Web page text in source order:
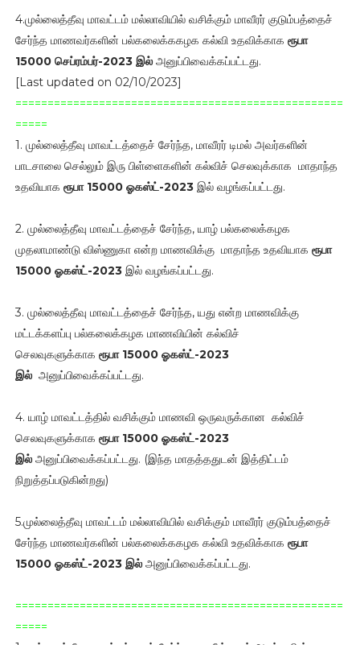
4.முல்லைத்தீவு மாவட்டம் மல்லாவியில் வசிக்கும் மாவீரர் குடும்பத்தைச்
சேர்ந்த மாணவர்களின் பல்கலைக்ககழக கல்வி உதவிக்காக ரூபா
15000 செப்ரம்பர்-2023 இல் அனுப்பிவைக்கப்பட்டது.
[Last updated on 02/10/2023]
===================================================
=====
1. முல்லைத்தீவு மாவட்டத்தைச் சேர்ந்த, மாவீரர் டிமல் அவர்களின்
பாடசாலை செல்லும் இரு பிள்ளைகளின் கல்விச் செலவுக்காக மாதாந்த
உதவியாக ரூபா 15000 ஓகஸ்ட்-2023இல் வழங்கப்பட்டது.
2. முல்லைத்தீவு மாவட்டத்தைச் சேர்ந்த, யாழ் பல்கலைக்கழக
முதலாமாண்டு விஸ்ணுகா என்ற மாணவிக்கு மாதாந்த உதவியாக ரூபா
15000 ஓகஸ்ட்-2023இல் வழங்கப்பட்டது.
3. முல்லைத்தீவு மாவட்டத்தைச் சேர்ந்த, யது என்ற மாணவிக்கு
மட்டக்களப்பு பல்கலைக்கழக மாணவியின் கல்விச்
செலவுகளுக்காக ரூபா 15000 ஓகஸ்ட்-2023
இல் அனுப்பிவைக்கப்பட்டது.
4. யாழ் மாவட்டத்தில் வசிக்கும் மாணவி ஒருவருக்கான கல்விச்
செலவுகளுக்காக ரூபா 15000 ஓகஸ்ட்-2023
இல் அனுப்பிவைக்கப்பட்டது. (இந்த மாதத்ததுடன் இத்திட்டம்
நிறுத்தப்படுகின்றது)
5.முல்லைத்தீவு மாவட்டம் மல்லாவியில் வசிக்கும் மாவீரர் குடும்பத்தைச்
சேர்ந்த மாணவர்களின் பல்கலைக்ககழக கல்வி உதவிக்காக ரூபா
15000 ஓகஸ்ட்-2023 இல் அனுப்பிவைக்கப்பட்டது.
===================================================
=====